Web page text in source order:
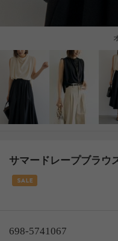
サマードレープブラウ
698-5741067